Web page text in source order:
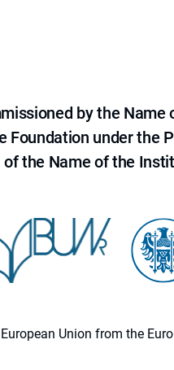
by the Name
under the
the Name of the
Union from the